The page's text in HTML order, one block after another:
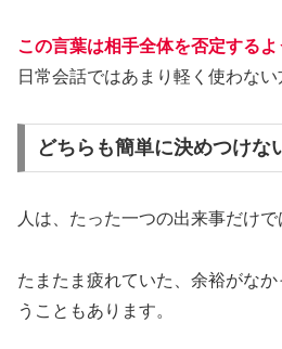
この言葉は相手全体を否定する
日常会話ではあまり軽く使わない
どちらも簡単に決めつけな
人は、たった一つの出来事だけで
たまたま疲れていた、余裕がな
うこともあります。